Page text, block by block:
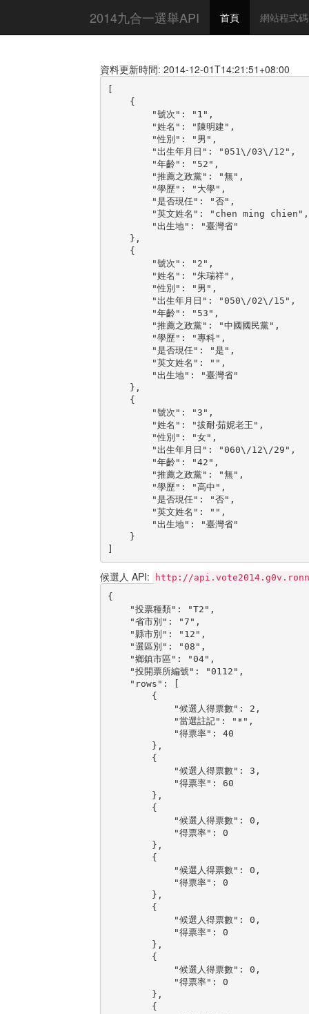
2014九合一選舉API 首頁 網站程式碼
資料更新時間: 2014-12-01T14:21:51+08:00
[
    {
        "號次": "1",
        "姓名": "陳明建",
        "性別": "男",
        "出生年月日": "051\/03\/12",
        "年齡": "52",
        "推薦之政黨": "無",
        "學歷": "大學",
        "是否現任": "否",
        "英文姓名": "chen ming chien",
        "出生地": "臺灣省"
    },
    {
        "號次": "2",
        "姓名": "朱瑞祥",
        "性別": "男",
        "出生年月日": "050\/02\/15",
        "年齡": "53",
        "推薦之政黨": "中國國民黨",
        "學歷": "專科",
        "是否現任": "是",
        "英文姓名": "",
        "出生地": "臺灣省"
    },
    {
        "號次": "3",
        "姓名": "拔耐‧茹妮老王",
        "性別": "女",
        "出生年月日": "060\/12\/29",
        "年齡": "42",
        "推薦之政黨": "無",
        "學歷": "高中",
        "是否現任": "否",
        "英文姓名": "",
        "出生地": "臺灣省"
    }
]
候選人 API:
http://
{
    "投票種類": "T2",
    "省市別": "7",
    "縣市別": "12",
    "選區別": "08",
    "鄉鎮市區": "04",
    "投開票所編號": "0112",
    "rows": [
        {
            "候選人得票數": 2,
            "當選註記": "*",
            "得票率": 40
        },
        {
            "候選人得票數": 3,
            "得票率": 60
        },
        {
            "候選人得票數": 0,
            "得票率": 0
        },
        {
            "候選人得票數": 0,
            "得票率": 0
        },
        {
            "候選人得票數": 0,
            "得票率": 0
        },
        {
            "候選人得票數": 0,
            "得票率": 0
        },
        {